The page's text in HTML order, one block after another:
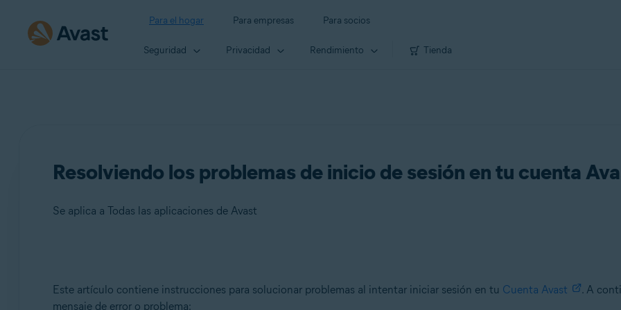
Para el hogar Para empresas Para socios
Seguridad Privacidad Rendimiento Tienda
Resolviendo los problemas de inicio de sesión en tu cuenta
Se aplica a Todas las aplicaciones de Avast
Todas las aplicaciones de Avast
Este artículo contiene instrucciones para solucionar problemas al intentar iniciar sesión en tu Cuenta Avast
. A
mensaje de error o problema: